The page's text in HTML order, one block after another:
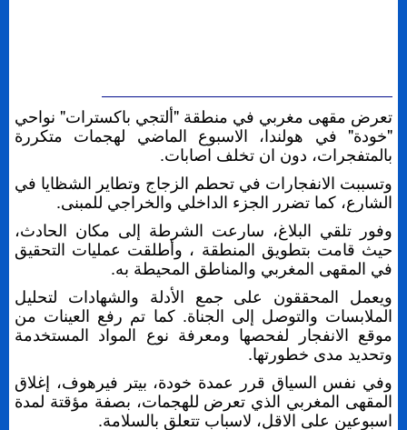
تعرض مقهى مغربي في منطقة "ألتجي باكسترات" نواحي
"خودة" في هولندا، الاسبوع الماضي لهجمات متكررة
بالمتفجرات، دون ان تخلف اصابات.
وتسببت الانفجارات في تحطم الزجاج وتطاير الشظايا في
الشارع، كما تضرر الجزء الداخلي والخراجي للمبنى.
وفور تلقي البلاغ، سارعت الشرطة إلى مكان الحادث،
حيث قامت بتطويق المنطقة ، وأطلقت عمليات التحقيق
في المقهى المغربي والمناطق المحيطة به.
ويعمل المحققون على جمع الأدلة والشهادات لتحليل
الملابسات والتوصل إلى الجناة. كما تم رفع العينات من
موقع الانفجار لفحصها ومعرفة نوع المواد المستخدمة
وتحديد مدى خطورتها.
وفي نفس السياق قرر عمدة خودة، بيتر فيرهوف، إغلاق
المقهى المغربي الذي تعرض للهجمات، بصفة مؤقتة لمدة
اسبوعين على الاقل، لاسباب تتعلق بالسلامة.